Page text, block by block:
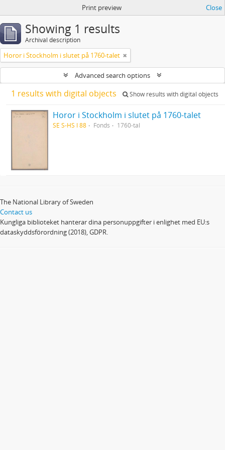
Print preview Close
Showing 1 results
Archival description
Horor i Stockholm i slutet på 1760-talet
Advanced search options
1 results with digital objects Show results with digital objects
Horor i Stockholm i slutet på 1760-talet
SE S-HS I 88 Fonds 1760-tal
The National Library of Sweden
Contact us
Kungliga biblioteket hanterar dina personuppgifter i enlighet med EU:s
dataskyddsförordning (2018), GDPR.